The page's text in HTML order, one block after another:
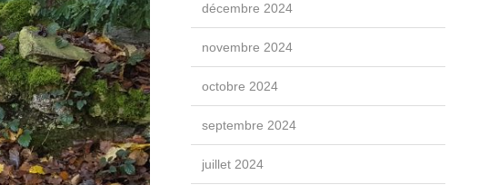
décembre 2024
novembre 2024
octobre 2024
septembre 2024
juillet 2024